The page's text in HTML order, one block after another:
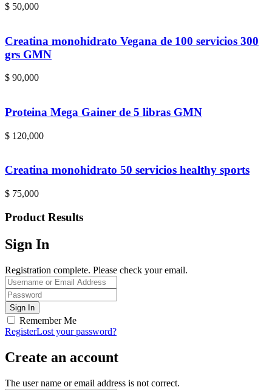
$ 50,000
Creatina monohidrato Vegana de 100 servicios 300
grs GMN
$ 90,000
Proteina Mega Gainer de 5 libras GMN
$ 120,000
Creatina monohidrato 50 servicios healthy sports
$ 75,000
Product Results
Sign In
Registration complete. Please check your email.
Remember Me
RegisterLost your password?
Create an account
The user name or email address is not correct.